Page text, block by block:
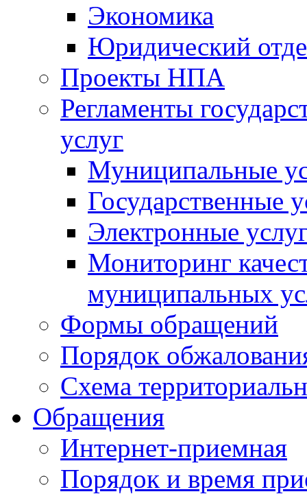
Экономика
Юридический
Проекты НПА
Регламенты
услуг
Муниципальные
Государственные
Электронные
Мониторинг
муниципальных
Формы обращений
Порядок
Схема
Обращения
Интернет-приемная
Порядок и время